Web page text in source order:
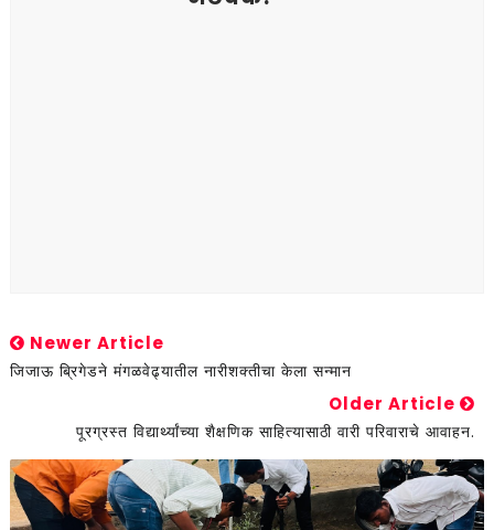
Newer Article
जिजाऊ ब्रिगेडने मंगळवेढ्यातील नारीशक्तीचा केला सन्मान
Older Article
पूरग्रस्त विद्यार्थ्यांच्या शैक्षणिक साहित्यासाठी वारी परिवाराचे आवाहन.